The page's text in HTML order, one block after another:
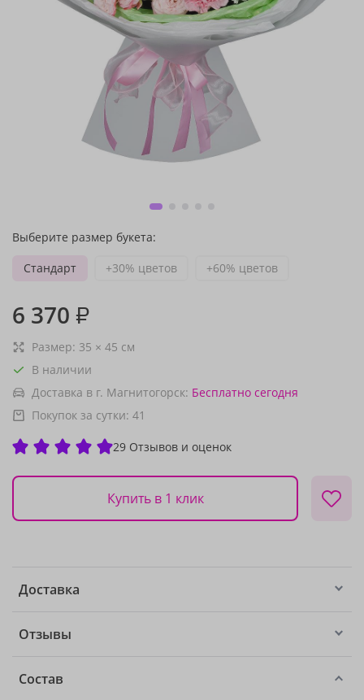
Выберите размер букета:
Стандарт
+30% цветов +60% цветов
6 370 ₽
Размер: 35 × 45 см
В наличии
Доставка в г. Магнитогорск: Бесплатно сегодня
Покупок за сутки: 41
29 Отзывов и оценок
Купить в 1 клик
Доставка
Отзывы
Состав